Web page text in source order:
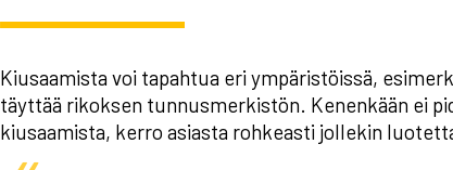
Kiusaamista voi tapahtua eri ympäristöissä,
täyttää rikoksen tunnusmerkistön. Kenenkään ei
kiusaamista, kerro asiasta rohkeasti jollekin